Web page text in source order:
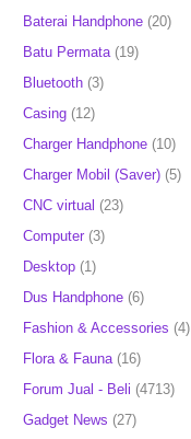
Baterai Handphone (20)
Batu Permata (19)
Bluetooth (3)
Casing (12)
Charger Handphone (10)
Charger Mobil (Saver) (5)
CNC virtual (23)
Computer (3)
Desktop (1)
Dus Handphone (6)
Fashion & Accessories (4)
Flora & Fauna (16)
Forum Jual - Beli (4713)
Gadget News (27)